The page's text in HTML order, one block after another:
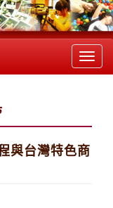
與台灣特色商